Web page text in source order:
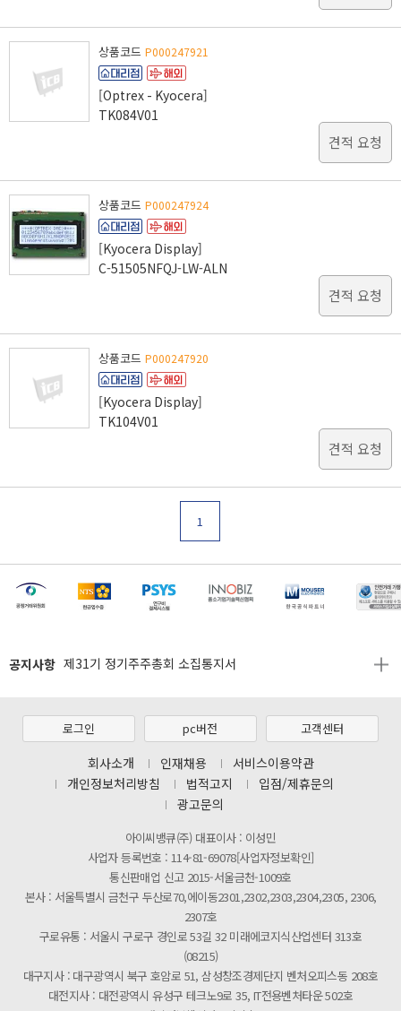
상품코드 P000247921
[Optrex - Kyocera]
TK084V01
견적 요청
상품코드 P000247924
[Kyocera Display]
C-51505NFQJ-LW-ALN
견적 요청
상품코드 P000247920
[Kyocera Display]
TK104V01
견적 요청
1
공지사항
[마일리지 적립 및 사용 정책 개편 안내]
제31기 정기주주총회 소집통지서
[2026년 8월 신용카드 무이자 행사 안내]
제31기 정기주주총회 소집통지서
[마일리지 적립 및 사용 정책 개편 안내]
로그인 pc버전 고객센터
회사소개 인재채용
서비스이용약관
개인정보처리방침
법적고지
입점/제휴문의
광고문의
아이씨뱅큐(주) 대표이사 : 이성민
사업자 등록번호 : 114-81-69078[사업자정보확인]
통신판매업 신고 2015-서울금천-1009호
본사 : 서울특별시 금천구 두산로70,에이동2301,2302,2303,2304,2305, 2306,
2307호
구로유통 : 서울시 구로구 경인로 53길 32 미래에코지식산업센터 313호
(08215)
대구지사 : 대구광역시 북구 호암로 51, 삼성창조경제단지 벤처오피스동 208호
대전지사 : 대전광역시 유성구 테크노9로 35, IT전용벤처타운 502호